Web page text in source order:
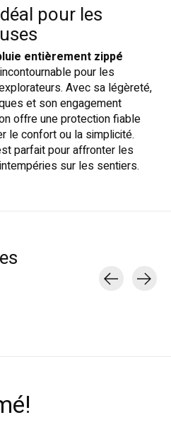
pour les
entièrement zippé
pour les
Avec sa légèreté,
et son engagement
offre une protection fiable
le confort ou la simplicité.
parfait pour affronter les
sur les sentiers.